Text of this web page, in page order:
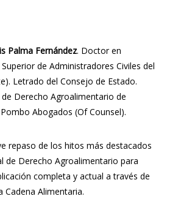
Palma Fernández. Doctor en
de Administradores Civiles del
Letrado del Consejo de Estado.
Derecho Agroalimentario de
Abogados (Of Counsel).
repaso de los hitos más destacados
de Derecho Agroalimentario para
completa y actual a través de
Cadena Alimentaria.